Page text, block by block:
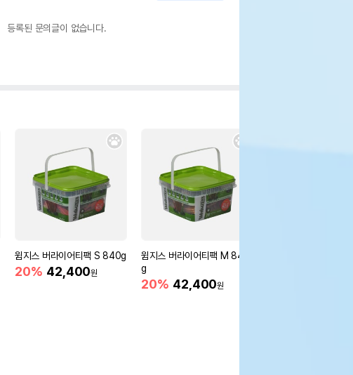
등록된 문의글이 없습니다.
윔지스 버라이어티팩 S 840g
20% 42,400원
윔지스 버라이어티팩 M 840
g
20% 42,400원